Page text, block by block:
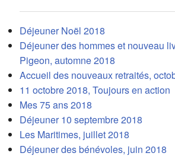
Déjeuner Noël 2018
Déjeuner des hommes et nouveau
Pigeon, automne 2018
Accueil des nouveaux retraités,
11 octobre 2018, Toujours en action
Mes 75 ans 2018
Déjeuner 10 septembre 2018
Les Maritimes, juillet 2018
Déjeuner des bénévoles, juin 2018